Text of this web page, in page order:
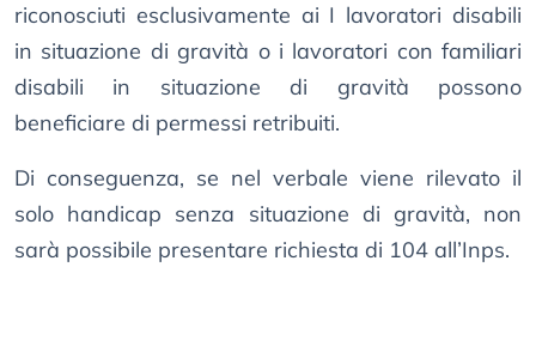
riconosciuti esclusivamente ai I lavoratori disabili
in situazione di gravità o i lavoratori con familiari
disabili in situazione di gravità possono
beneficiare di permessi retribuiti.
Di conseguenza, se nel verbale viene rilevato il
solo handicap senza situazione di gravità, non
sarà possibile presentare richiesta di 104 all’Inps.